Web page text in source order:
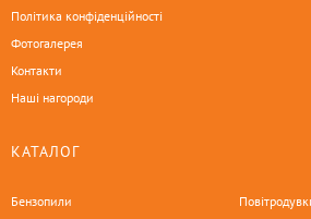
Політика конфіденційності
Фотогалерея
Контакти
Наші нагороди
КАТАЛОГ
Бензопили